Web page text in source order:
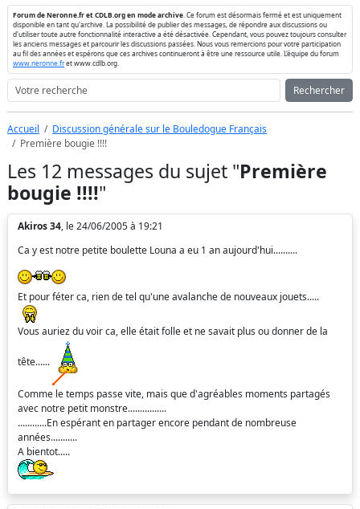
Forum de Neronne.fr et CDLB.org en mode archive . Ce forum est désormais fermé et est uniquement
disponible en tant qu'archive. La possibilité de publier des messages, de répondre aux discussions ou
d'utiliser toute autre fonctionnalité interactive a été désactivée. Cependant, vous pouvez toujours consulter
les anciens messages et parcourir les discussions passées. Nous vous remercions pour votre participation
au fil des années et espérons que ces archives continueront à être une ressource utile. L'équipe du forum
www.neronne.fret www.cdlb.org.
Rechercher
Accueil
Discussion générale sur le Bouledogue Français
Première bougie !!!!
Les 12 messages du sujet "Première
bougie !!!!"
Akiros 34, le 24/06/2005 à 19:21
Ca y est notre petite boulette Louna a eu 1 an aujourd'hui..........
Et pour féter ca, rien de tel qu'une avalanche de nouveaux jouets.....
Vous auriez du voir ca, elle était folle et ne savait plus ou donner de la
tête......
Comme le temps passe vite, mais que d'agréables moments partagés
avec notre petit monstre................
............En espérant en partager encore pendant de nombreuse
années...........
A bientot.....